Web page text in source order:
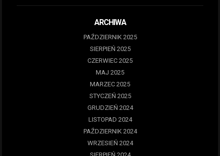
ARCHIWA
PAŹDZIERNIK 2025
SIERPIEŃ 2025
CZERWIEC 2025
MAJ 2025
MARZEC 2025
STYCZEŃ 2025
GRUDZIEŃ 2024
LISTOPAD 2024
PAŹDZIERNIK 2024
WRZESIEŃ 2024